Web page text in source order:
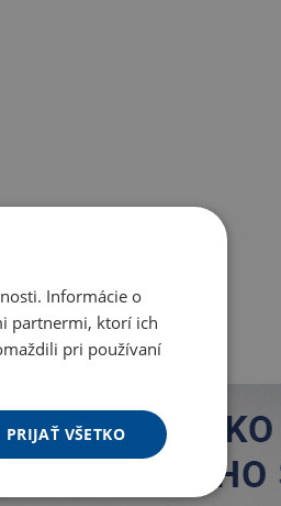
Informácie o
partnermi, ktorí ich
pri používaní
PRIJAŤ VŠETKO